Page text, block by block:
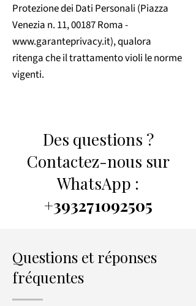
Protezione dei Dati Personali (Piazza
Venezia n. 11, 00187 Roma -
www.garanteprivacy.it), qualora
ritenga che il trattamento violi le norme
vigenti.
​​Des questions ?
Contactez-nous sur
WhatsApp :
+393271092505
Questions et réponses
fréquentes